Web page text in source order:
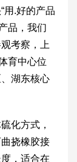
用.好的产品
品，我们
考察，上
育中心位
湖东核心
化方式，
挠橡胶接
，适合在